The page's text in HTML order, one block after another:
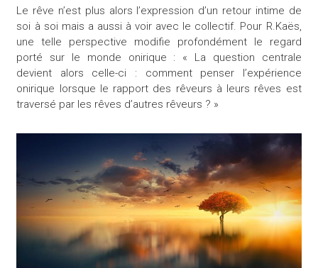
Le rêve n’est plus alors l’expression d’un retour intime de
soi à soi mais a aussi à voir avec le collectif. Pour R.Kaës,
une telle perspective modifie profondément le regard
porté sur le monde onirique : « La question centrale
devient alors celle-ci : comment penser l’expérience
onirique lorsque le rapport des rêveurs à leurs rêves est
traversé par les rêves d’autres rêveurs ? »